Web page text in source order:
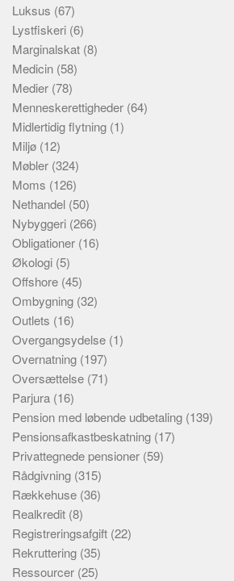
Luksus (67)
Lystfiskeri (6)
Marginalskat (8)
Medicin (58)
Medier (78)
Menneskerettigheder (64)
Midlertidig flytning (1)
Miljø (12)
Møbler (324)
Moms (126)
Nethandel (50)
Nybyggeri (266)
Obligationer (16)
Økologi (5)
Offshore (45)
Ombygning (32)
Outlets (16)
Overgangsydelse (1)
Overnatning (197)
Oversættelse (71)
Parjura (16)
Pension med løbende udbetaling (139)
Pensionsafkastbeskatning (17)
Privattegnede pensioner (59)
Rådgivning (315)
Rækkehuse (36)
Realkredit (8)
Registreringsafgift (22)
Rekruttering (35)
Ressourcer (25)